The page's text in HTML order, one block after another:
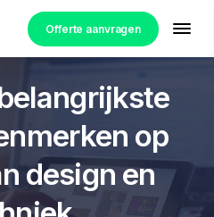
Offerte aanvragen
op
design en